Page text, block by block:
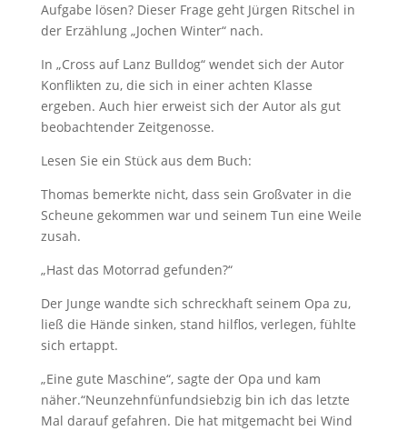
Aufgabe lösen? Dieser Frage geht Jürgen Ritschel in
der Erzählung „Jochen Winter“ nach.
In „Cross auf Lanz Bulldog“ wendet sich der Autor
Konflikten zu, die sich in einer achten Klasse
ergeben. Auch hier erweist sich der Autor als gut
beobachtender Zeitgenosse.
Lesen Sie ein Stück aus dem Buch:
Thomas bemerkte nicht, dass sein Großvater in die
Scheune gekommen war und seinem Tun eine Weile
zusah.
„Hast das Motorrad gefunden?“
Der Junge wandte sich schreckhaft seinem Opa zu,
ließ die Hände sinken, stand hilflos, verlegen, fühlte
sich ertappt.
„Eine gute Maschine“, sagte der Opa und kam
näher.“Neunzehnfünfundsiebzig bin ich das letzte
Mal darauf gefahren. Die hat mitgemacht bei Wind